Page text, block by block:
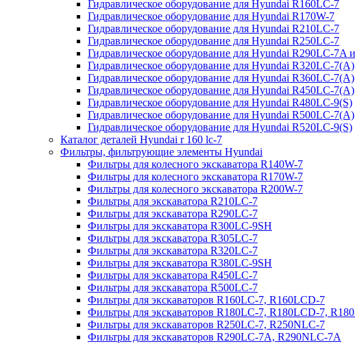
Гидравлическое оборудование для Hyundai R160LC-7
Гидравлическое оборудование для Hyundai R170W-7
Гидравлическое оборудование для Hyundai R210LC-7
Гидравлическое оборудование для Hyundai R250LC-7
Гидравлическое оборудование для Hyundai R290LC-7A
Гидравлическое оборудование для Hyundai R320LC-7(A)
Гидравлическое оборудование для Hyundai R360LC-7(A)
Гидравлическое оборудование для Hyundai R450LC-7(A)
Гидравлическое оборудование для Hyundai R480LC-9(S)
Гидравлическое оборудование для Hyundai R500LC-7(A)
Гидравлическое оборудование для Hyundai R520LC-9(S)
Каталог деталей Hyundai r 160 lc-7
Фильтры, фильтрующие элементы Hyundai
Фильтры для колесного экскаватора R140W-7
Фильтры для колесного экскаватора R170W-7
Фильтры для колесного экскаватора R200W-7
Фильтры для экскаватора R210LC-7
Фильтры для экскаватора R290LC-7
Фильтры для экскаватора R300LC-9SH
Фильтры для экскаватора R305LC-7
Фильтры для экскаватора R320LC-7
Фильтры для экскаватора R380LC-9SH
Фильтры для экскаватора R450LC-7
Фильтры для экскаватора R500LC-7
Фильтры для экскаваторов R160LC-7, R160LCD-7
Фильтры для экскаваторов R180LC-7, R180LCD-7,
Фильтры для экскаваторов R250LC-7, R250NLC-7
Фильтры для экскаваторов R290LC-7A, R290NLC-7A